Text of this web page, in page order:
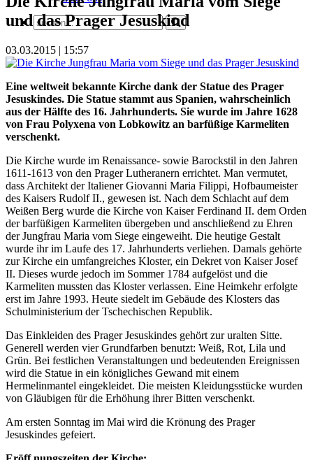
und das Prager Jesuskind
03.03.2015 | 15:57
Eine weltweit bekannte Kirche dank der Statue des Prager
Jesuskindes. Die Statue stammt aus Spanien, wahrscheinlich
aus der Hälfte des 16. Jahrhunderts. Sie wurde im Jahre 1628
von Frau Polyxena von Lobkowitz an barfüßige Karmeliten
verschenkt.
Die Kirche wurde im Renaissance- sowie Barockstil in den Jahren
1611-1613 von den Prager Lutheranern errichtet. Man vermutet,
dass Architekt der Italiener Giovanni Maria Filippi, Hofbaumeister
des Kaisers Rudolf II., gewesen ist. Nach dem Schlacht auf dem
Weißen Berg wurde die Kirche von Kaiser Ferdinand II. dem Orden
der barfüßigen Karmeliten übergeben und anschließend zu Ehren
der Jungfrau Maria vom Siege eingeweiht. Die heutige Gestalt
wurde ihr im Laufe des 17. Jahrhunderts verliehen. Damals gehörte
zur Kirche ein umfangreiches Kloster, ein Dekret von Kaiser Josef
II. Dieses wurde jedoch im Sommer 1784 aufgelöst und die
Karmeliten mussten das Kloster verlassen. Eine Heimkehr erfolgte
erst im Jahre 1993. Heute siedelt im Gebäude des Klosters das
Schulministerium der Tschechischen Republik.
Das Einkleiden des Prager Jesuskindes gehört zur uralten Sitte.
Generell werden vier Grundfarben benutzt: Weiß, Rot, Lila und
Grün. Bei festlichen Veranstaltungen und bedeutenden Ereignissen
wird die Statue in ein königliches Gewand mit einem
Hermelinmantel eingekleidet. Die meisten Kleidungsstücke wurden
von Gläubigen für die Erhöhung ihrer Bitten verschenkt.
Am ersten Sonntag im Mai wird die Krönung des Prager
Jesuskindes gefeiert.